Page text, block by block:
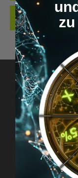
BEWERTUNGEN
zu